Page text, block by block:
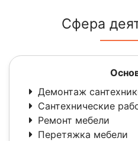
Сфера
Демонтаж
Сантехнические
Ремонт мебели
Перетяжка мебели